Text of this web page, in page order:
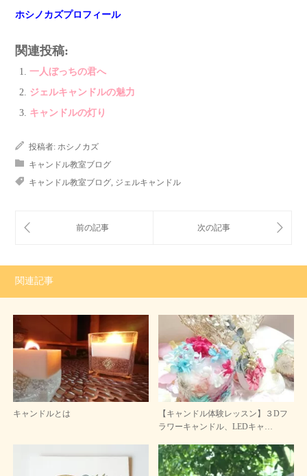
ホシノカズプロフィール
関連投稿:
一人ぼっちの君へ
ジェルキャンドルの魅力
キャンドルの灯り
投稿者: ホシノカズ
キャンドル教室ブログ
キャンドル教室ブログ, ジェルキャンドル
関連記事
キャンドルとは
【キャンドル体験レッスン】３Dフ
ラワーキャンドル、LEDキャ…